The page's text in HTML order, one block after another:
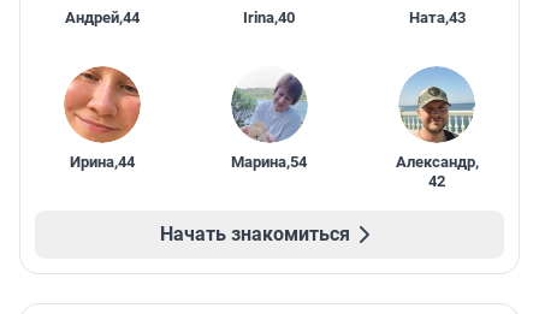
Андрей,44 Irina,40 Ната,43
Ирина,44 Марина,54 Александр,
42
Начать знакомиться